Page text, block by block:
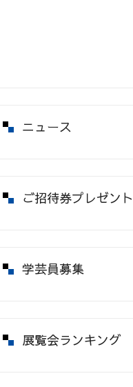
ニュース
ご招待券プレゼント
学芸員募集
展覧会ランキング